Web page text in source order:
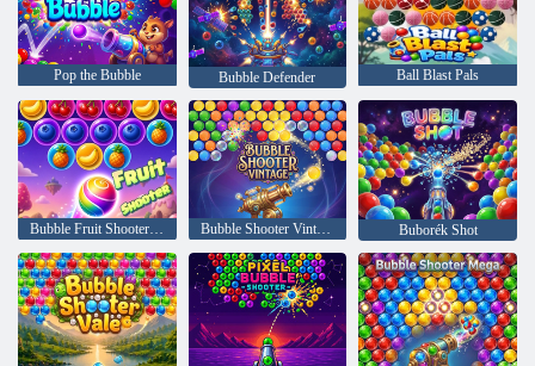
Pop the Bubble Bubble Defender Ball Blast Pals
Bubble Fruit Shooter 2D Bubble Shooter Vintage Buborék Shot